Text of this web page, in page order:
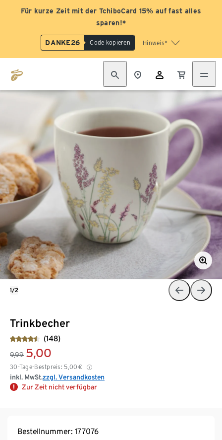
Für kurze Zeit mit der TchiboCard 15% auf fast alles
sparen!*
DANKE26 Code kopieren Hinweis*
Trinkbecher
(148)
9,99 5,00
30-Tage-Bestpreis: 5,00 €
inkl. MwSt.zzgl. Versandkosten
Zur Zeit nicht verfügbar
1/2
Bestellnummer: 177076